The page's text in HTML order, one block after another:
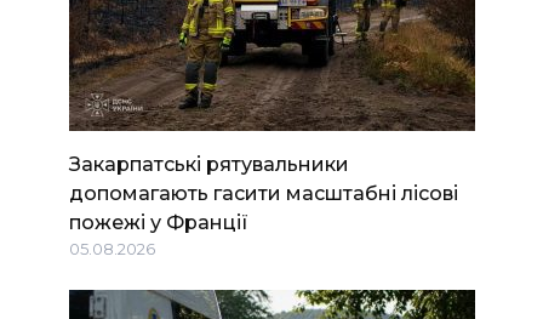
Закарпатські рятувальники
допомагають гасити масштабні лісові
пожежі у Франції
05.08.2026